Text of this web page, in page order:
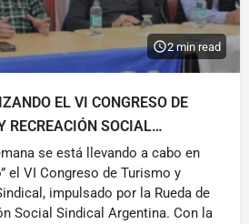
2 min read
EL VI CONGRESO DE
RECREACIÓN SOCIAL…
se está llevando a cabo en
el VI Congreso de Turismo y
impulsado por la Rueda de
Social Sindical Argentina. Con la